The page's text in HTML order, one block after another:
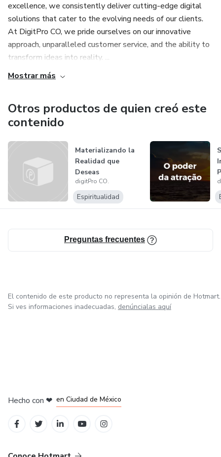
excellence, we consistently deliver cutting-edge digital
solutions that cater to the evolving needs of our clients.
At DigitPro CO, we pride ourselves on our innovative
approach, unparalleled customer service, and the ability to
transform ideas into reality. ...
Mostrar más
Otros productos de quien creó este
contenido
Materializando la
Realidad que
Deseas
digitPro CO.
Espiritualidad
Preguntas frecuentes
El contenido de este producto no representa la opinión de Hotmart.
Si ves informaciones inadecuadas, denúncialas aquí
Hecho con ❤ en Ciudad de México